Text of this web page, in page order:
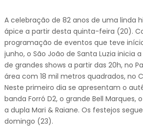
A celebração de 82 anos de uma linda
ápice a partir desta quinta-feira (20).
programação de eventos que teve
junho, o São João de Santa Luzia inicia
de grandes shows a partir das 20h, no
área com 18 mil metros quadrados, no
Neste primeiro dia se apresentam o
banda Forró D2, o grande Bell Marques,
a dupla Mari & Raiane. Os festejos
domingo (23).